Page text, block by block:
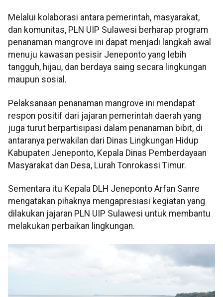
Melalui kolaborasi antara pemerintah, masyarakat,
dan komunitas, PLN UIP Sulawesi berharap program
penanaman mangrove ini dapat menjadi langkah awal
menuju kawasan pesisir Jeneponto yang lebih
tangguh, hijau, dan berdaya saing secara lingkungan
maupun sosial.
Pelaksanaan penanaman mangrove ini mendapat
respon positif dari jajaran pemerintah daerah yang
juga turut berpartisipasi dalam penanaman bibit, di
antaranya perwakilan dari Dinas Lingkungan Hidup
Kabupaten Jeneponto, Kepala Dinas Pemberdayaan
Masyarakat dan Desa, Lurah Tonrokassi Timur.
Sementara itu Kepala DLH Jeneponto Arfan Sanre
mengatakan pihaknya mengapresiasi kegiatan yang
dilakukan jajaran PLN UIP Sulawesi untuk membantu
melakukan perbaikan lingkungan.